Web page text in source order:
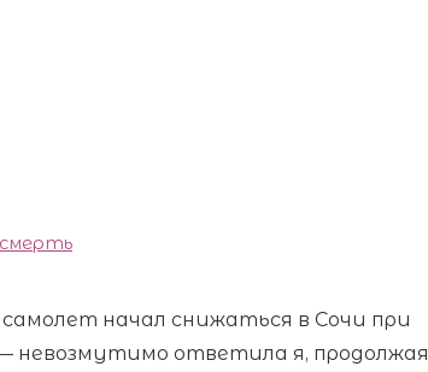
смерть
начал снижаться в Сочи при
невозмутимо ответила я, продолжая